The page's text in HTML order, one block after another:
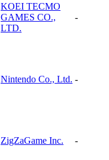
KOEI TECMO
GAMES CO.,
LTD.
-
Nintendo Co., Ltd. -
ZigZaGame Inc. -